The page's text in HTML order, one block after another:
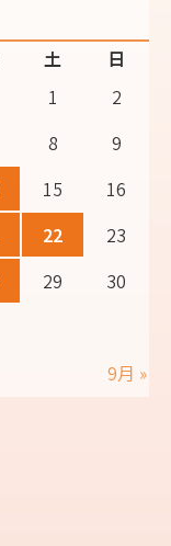
土
日
1
2
8
9
15
16
22
23
29
30
9月 »